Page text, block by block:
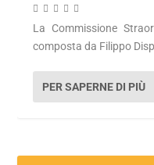
La Commissione
composta da Filippo
PER SAPERNE DI PIÙ